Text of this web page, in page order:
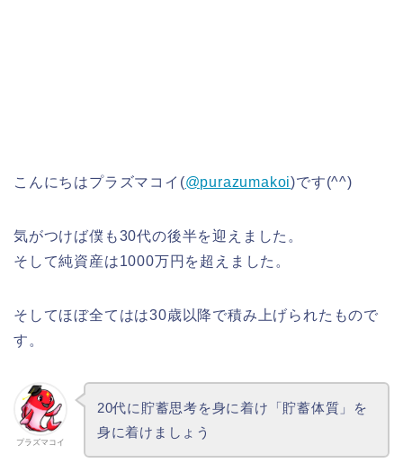
こんにちはプラズマコイ(@purazumakoi)です(^^)
気がつけば僕も30代の後半を迎えました。
そして純資産は1000万円を超えました。
そしてほぼ全てはは30歳以降で積み上げられたもので
す。
プラズマコイ
20代に貯蓄思考を身に着け「貯蓄体質」を
身に着けましょう